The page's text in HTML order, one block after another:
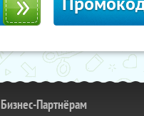
Бизнес-Партнёрам